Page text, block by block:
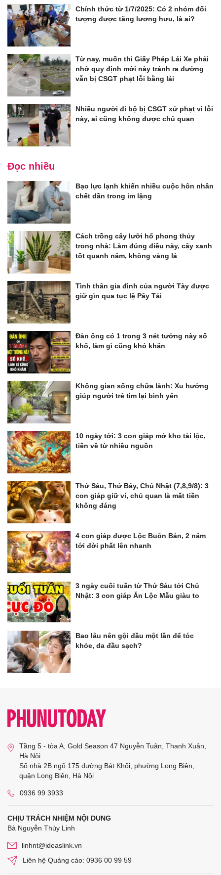
Chính thức từ 1/7/2025: Có 2 nhóm đối
tượng được tăng lương hưu, là ai?
Từ nay, muốn thi Giấy Phép Lái Xe phải
nhớ quy định mới này tránh ra đường
vẫn bị CSGT phạt lỗi bằng lái
Nhiều người đi bộ bị CSGT xử phạt vì lỗi
này, ai cũng không được chủ quan
Đọc nhiều
Bạo lực lạnh khiến nhiều cuộc hôn nhân
chết dần trong im lặng
Cách trồng cây lưỡi hổ phong thủy
trong nhà: Làm đúng điều này, cây xanh
tốt quanh năm, không vàng lá
Tình thân gia đình của người Tày được
giữ gìn qua tục lệ Pây Tái
Đàn ông có 1 trong 3 nét tướng này số
khổ, làm gì cũng khó khăn
Không gian sống chữa lành: Xu hướng
giúp người trẻ tìm lại bình yên
10 ngày tới: 3 con giáp mở kho tài lộc,
tiền về từ nhiều nguồn
Thứ Sáu, Thứ Bảy, Chủ Nhật (7,8,9/8): 3
con giáp giữ ví, chủ quan là mất tiền
không đáng
4 con giáp được Lộc Buôn Bán, 2 năm
tới đời phất lên nhanh
3 ngày cuối tuần từ Thứ Sáu tới Chủ
Nhật: 3 con giáp Ăn Lộc Mẫu giàu to
Bao lâu nên gội đầu một lần để tóc
khỏe, da đầu sạch?
Tầng 5 - tòa A, Gold Season 47 Nguyễn Tuân, Thanh Xuân,
Hà Nội
Số nhà 2B ngõ 175 đường Bát Khối, phường Long Biên,
quận Long Biên, Hà Nội
0936 99 3933
CHỊU TRÁCH NHIỆM NỘI DUNG
Bà Nguyễn Thùy Linh
linhnt@ideaslink.vn
Liên hệ Quảng cáo: 0936 00 99 59